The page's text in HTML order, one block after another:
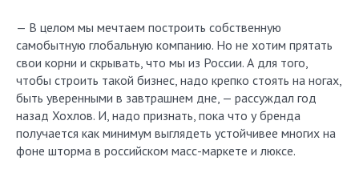
— В целом мы мечтаем построить собственную
самобытную глобальную компанию. Но не хотим прятать
свои корни и скрывать, что мы из России. А для того,
чтобы строить такой бизнес, надо крепко стоять на ногах,
быть уверенными в завтрашнем дне, — рассуждал год
назад Хохлов. И, надо признать, пока что у бренда
получается как минимум выглядеть устойчивее многих на
фоне шторма в российском масс-маркете и люксе.